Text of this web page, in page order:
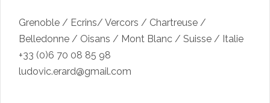
Grenoble / Ecrins/ Vercors / Chartreuse /
Belledonne / Oisans / Mont Blanc / Suisse / Italie
+33 (0)6 70 08 85 98
ludovic.erard@gmail.com